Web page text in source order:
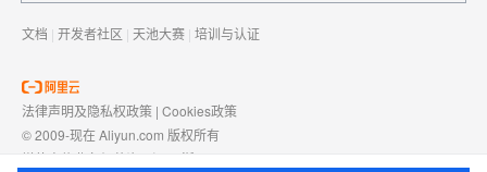
文档 | 开发者社区 | 天池大赛 | 培训与认证
法律声明及隐私权政策 | Cookies政策
© 2009-现在 Aliyun.com 版权所有
增值电信业务经营许可证： 浙B2-20080101